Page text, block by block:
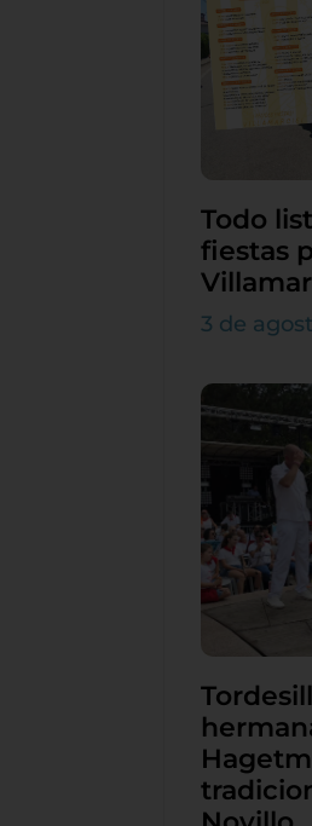
Todo
fiestas
3 de